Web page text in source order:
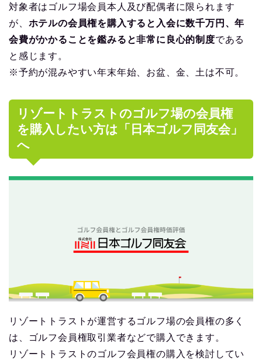
対象者はゴルフ場会員本人及び配偶者に限られます
が、 ホテルの会員権を購入すると入会に数千万円、年
会費がかかることを鑑みると非常に良心的制度である
と感じます。
※予約が混みやすい年末年始、お盆、金、土は不可。
リゾートトラストのゴルフ場の会員権
を購入したい方は「日本ゴルフ同友会」
へ
リゾートトラストが運営するゴルフ場の会員権の多く
は、ゴルフ会員権取引業者などで購入できます。
リゾートトラストのゴルフ会員権の購入を検討してい